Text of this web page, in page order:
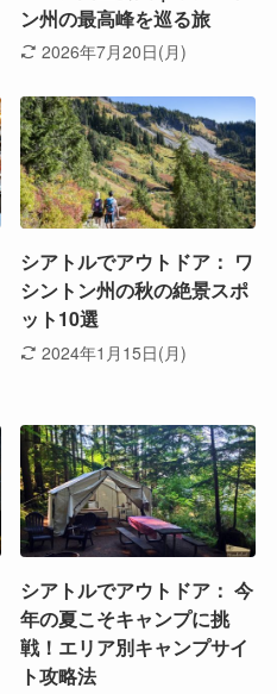
ン州の最高峰を巡る旅
2026年7月20日(月)
シアトルでアウトドア： ワ
シントン州の秋の絶景スポ
ット10選
2024年1月15日(月)
シアトルでアウトドア： 今
年の夏こそキャンプに挑
戦！エリア別キャンプサイ
ト攻略法